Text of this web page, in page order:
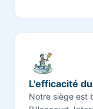
L'efficacité
Notre siège est